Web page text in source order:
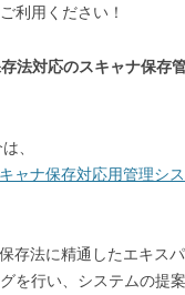
利用ください！
法対応のスキャナ保存
、
ナ保存対応用管理シス
法に精通したエキスパ
を行い、システムの提